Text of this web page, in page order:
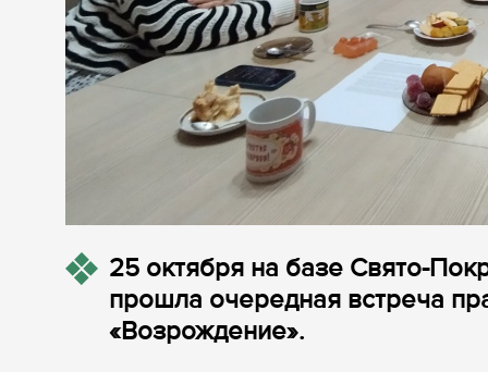
25 октября на базе Свято-
прошла очередная встреча
«Возрождение».